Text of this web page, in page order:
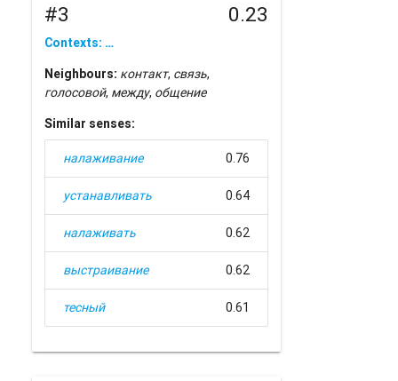
#3 0.23
Contexts: …
Neighbours: контакт, связь,
голосовой, между, общение
Similar senses:
налаживание 0.76
устанавливать 0.64
налаживать 0.62
выстраивание 0.62
тесный 0.61